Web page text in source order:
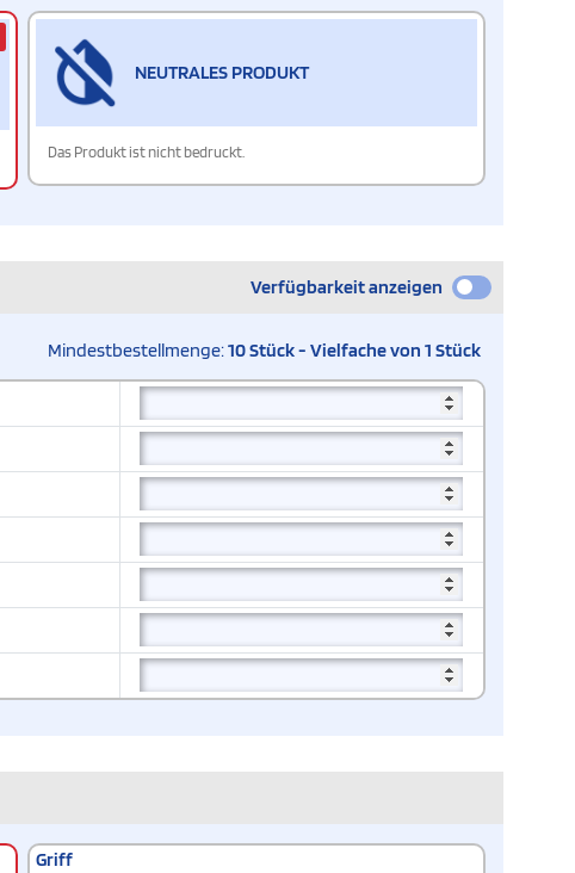
NEUTRALES PRODUKT
Das Produkt ist nicht bedruckt.
Verfügbarkeit anzeigen
Mindestbestellmenge:10 Stück - Vielfache von 1 Stück
Griff